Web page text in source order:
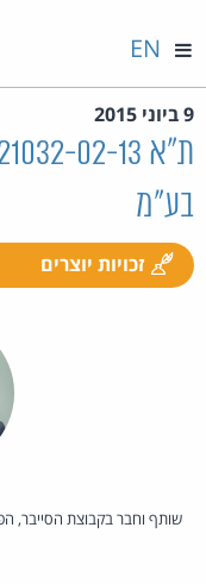
EN
9 ביוני 2015
בע"מ
זכויות יוצרים
שותף וחבר בקבוצת הסייבר,